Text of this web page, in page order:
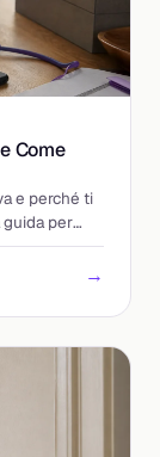
Come
e perché ti
guida per
→